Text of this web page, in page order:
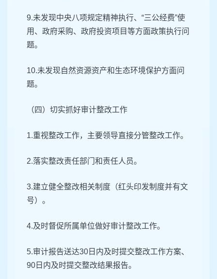
9.未发现中央八项规定精神执行、“三公经费”使
用、政府采购、政府投资项目等方面政策执行问
题。
10.未发现自然资源资产和生态环境保护方面问
题。
（四）切实抓好审计整改工作
1.重视整改工作，主要领导直接分管整改工作。
2.落实整改责任部门和责任人员。
3.建立健全整改相关制度（红头印发制度并有文
号）。
4.及时督促所属单位做好审计整改工作。
5.审计报告送达30日内及时提交整改工作方案、
90日内及时提交整改结果报告。